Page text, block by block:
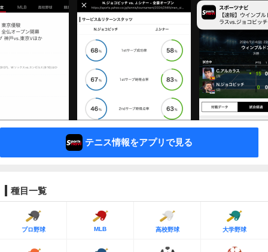
テニス情報をアプリで見る
種目一覧
プロ野球 MLB 高校野球 大学野球